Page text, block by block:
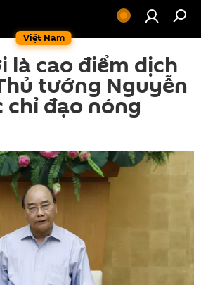
Việt Nam
là cao điểm dịch
tướng Nguyễn
chỉ đạo nóng